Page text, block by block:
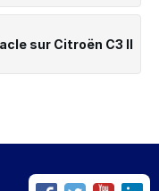
sur Citroën C3 II